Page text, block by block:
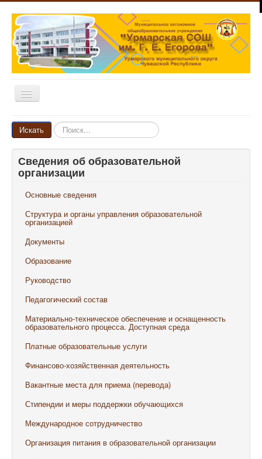
Включить/
выключить
Главная
Объявления
Родителям и ученикам
Педагогам и сотрудникам
Выпускникам
Наши достижения
Искать Искать...
Сведения об образовательной
организации
Основные сведения
Структура и органы управления образовательной
организацией
Документы
Образование
Руководство
Педагогический состав
Материально-техническое обеспечение и оснащенность
образовательного процесса. Доступная среда
Платные образовательные услуги
Финансово-хозяйственная деятельность
Вакантные места для приема (перевода)
Стипендии и меры поддержки обучающихся
Международное сотрудничество
Организация питания в образовательной организации